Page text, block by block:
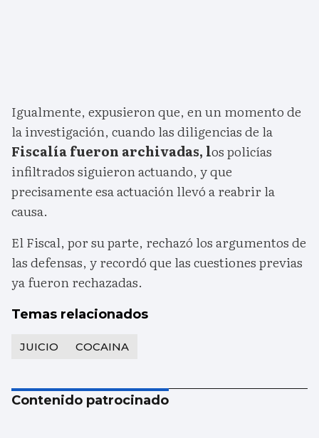
Igualmente, expusieron que, en un momento de
la investigación, cuando las diligencias de la
Fiscalía fueron archivadas, los policías
infiltrados siguieron actuando, y que
precisamente esa actuación llevó a reabrir la
causa.
El Fiscal, por su parte, rechazó los argumentos de
las defensas, y recordó que las cuestiones previas
ya fueron rechazadas.
Temas relacionados
JUICIO COCAINA
Contenido patrocinado